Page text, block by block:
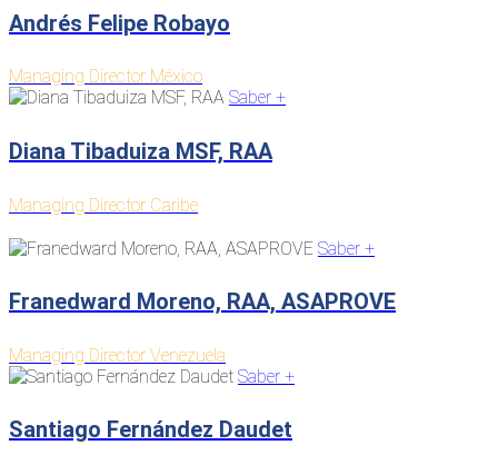
Andrés Felipe Robayo
Managing Director México
Saber +
Diana Tibaduiza MSF, RAA
Managing Director Caribe
Saber +
Franedward Moreno, RAA, ASAPROVE
Managing Director Venezuela
Saber +
Santiago Fernández Daudet